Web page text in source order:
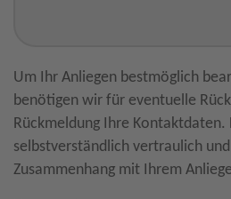
Um Ihr Anliegen bestmöglich
benötigen wir für eventuelle
Rückmeldung Ihre Kontaktdaten. Diese behandeln wir
selbstverständlich vertraulich
Zusammenhang mit Ihrem